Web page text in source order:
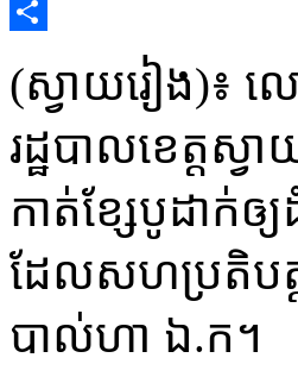
Line
(ស្វាយរៀង)៖ ល
រដ្ឋបាលខេត្តស្
កាត់ខ្សែបូដាក់ឲ្
ដែលសហប្រតិបត្ត
បាល់ហា ឯ.ក។